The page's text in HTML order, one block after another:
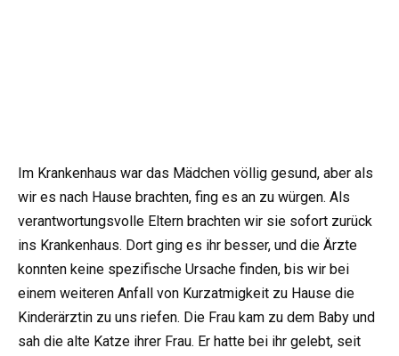
Im Krankenhaus war das Mädchen völlig gesund, aber als
wir es nach Hause brachten, fing es an zu würgen. Als
verantwortungsvolle Eltern brachten wir sie sofort zurück
ins Krankenhaus. Dort ging es ihr besser, und die Ärzte
konnten keine spezifische Ursache finden, bis wir bei
einem weiteren Anfall von Kurzatmigkeit zu Hause die
Kinderärztin zu uns riefen. Die Frau kam zu dem Baby und
sah die alte Katze ihrer Frau. Er hatte bei ihr gelebt, seit